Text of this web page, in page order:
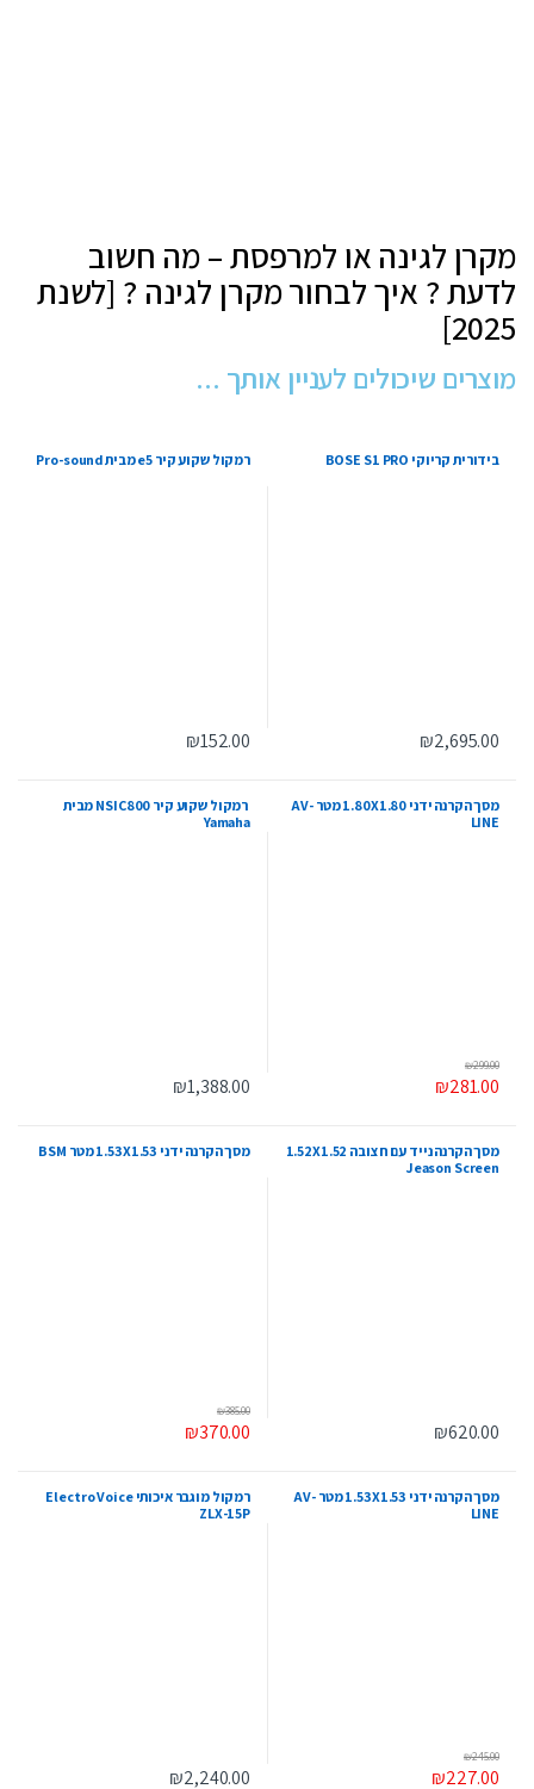
מקרן לגינה או למרפסת – מה חשוב
לדעת ? איך לבחור מקרן לגינה ? [לשנת
2025]
מוצרים שיכולים לעניין אותך ...
בידורית קריוקי BOSE S1 PRO
₪2,695.00
רמקול שקוע קיר e5 מבית Pro-sound
₪152.00
מסך הקרנה ידני 1.80X1.80 מטר AV-
LINE
₪281.00
₪299.00
‏ רמקול שקוע קיר NSIC800 מבית
Yamaha
₪1,388.00
מסך הקרנה נייד עם חצובה 1.52X1.52
Jeason Screen
₪620.00
מסך הקרנה ידני 1.53X1.53 מטר BSM
₪370.00
₪385.00
מסך הקרנה ידני 1.53X1.53 מטר AV-
LINE
₪227.00
₪245.00
רמקול מוגבר איכותי Electro Voice
ZLX-15P
₪2,240.00